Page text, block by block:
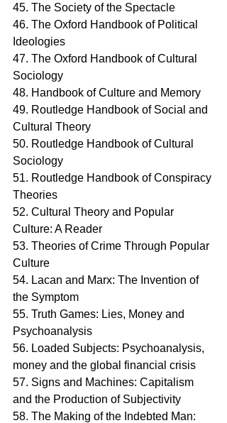
45. The Society of the Spectacle
46. The Oxford Handbook of Political
Ideologies
47. The Oxford Handbook of Cultural
Sociology
48. Handbook of Culture and Memory
49. Routledge Handbook of Social and
Cultural Theory
50. Routledge Handbook of Cultural
Sociology
51. Routledge Handbook of Conspiracy
Theories
52. Cultural Theory and Popular
Culture: A Reader
53. Theories of Crime Through Popular
Culture
54. Lacan and Marx: The Invention of
the Symptom
55. Truth Games: Lies, Money and
Psychoanalysis
56. Loaded Subjects: Psychoanalysis,
money and the global financial crisis
57. Signs and Machines: Capitalism
and the Production of Subjectivity
58. The Making of the Indebted Man: